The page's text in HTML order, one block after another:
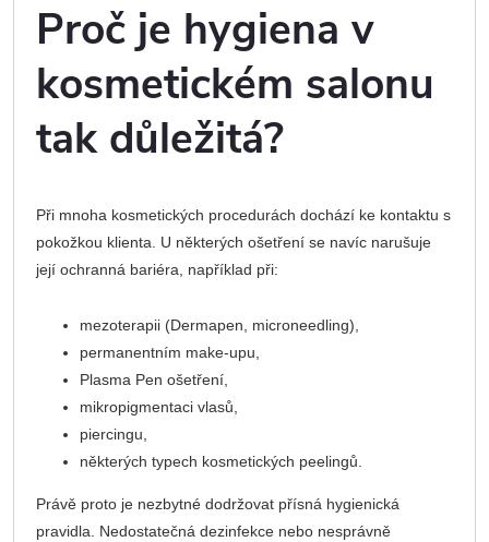
Proč je hygiena v
kosmetickém salonu
tak důležitá?
Při mnoha kosmetických procedurách dochází ke kontaktu s
pokožkou klienta. U některých ošetření se navíc narušuje
její ochranná bariéra, například při:
mezoterapii (Dermapen, microneedling),
permanentním make-upu,
Plasma Pen ošetření,
mikropigmentaci vlasů,
piercingu,
některých typech kosmetických peelingů.
Právě proto je nezbytné dodržovat přísná hygienická
pravidla. Nedostatečná dezinfekce nebo nesprávně